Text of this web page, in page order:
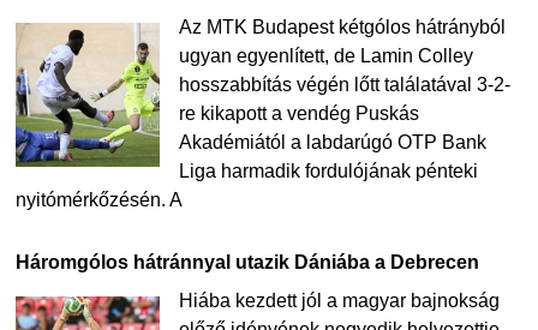
Az MTK Budapest kétgólos hátrányból
ugyan egyenlített, de Lamin Colley
hosszabbítás végén lőtt találatával 3-2-
re kikapott a vendég Puskás
Akadémiától a labdarúgó OTP Bank
Liga harmadik fordulójának pénteki
nyitómérkőzésén. A
Háromgólos hátránnyal utazik Dániába a Debrecen
Hiába kezdett jól a magyar bajnokság